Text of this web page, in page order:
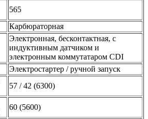
565
Карбюраторная
Электронная, бесконтактная, с
индуктивным датчиком и
электронным коммутатаром CDI
Электростартер / ручной запуск
57 / 42 (6300)
60 (5600)